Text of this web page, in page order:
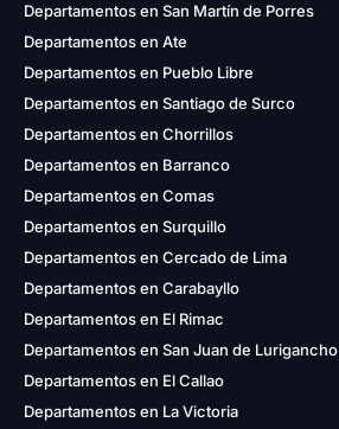
Departamentos en San Martín de Porres
Departamentos en Ate
Departamentos en Pueblo Libre
Departamentos en Santiago de Surco
Departamentos en Chorrillos
Departamentos en Barranco
Departamentos en Comas
Departamentos en Surquillo
Departamentos en Cercado de Lima
Departamentos en Carabayllo
Departamentos en El Rimac
Departamentos en San Juan de Lurigancho
Departamentos en El Callao
Departamentos en La Victoria